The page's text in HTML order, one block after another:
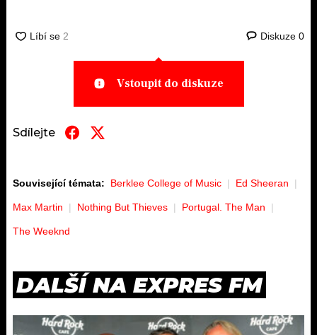
Diskuze 0
Vstoupit do diskuze
Sdílejte
Související témata: Berklee College of Music Ed Sheeran
Max Martin Nothing But Thieves Portugal. The Man
The Weeknd
DALŠÍ NA EXPRES FM